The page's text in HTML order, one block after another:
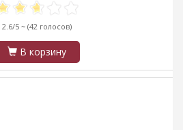
2.6/5 ~ (42 голосов)
В корзину